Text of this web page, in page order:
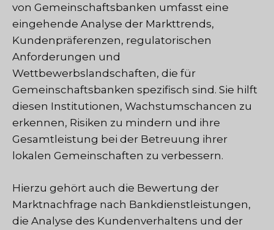
von Gemeinschaftsbanken umfasst eine
eingehende Analyse der Markttrends,
Kundenpräferenzen, regulatorischen
Anforderungen und
Wettbewerbslandschaften, die für
Gemeinschaftsbanken spezifisch sind. Sie hilft
diesen Institutionen, Wachstumschancen zu
erkennen, Risiken zu mindern und ihre
Gesamtleistung bei der Betreuung ihrer
lokalen Gemeinschaften zu verbessern.
Hierzu gehört auch die Bewertung der
Marktnachfrage nach Bankdienstleistungen,
die Analyse des Kundenverhaltens und der